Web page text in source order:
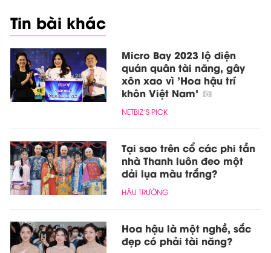
Tin bài khác
Micro Bay 2023 lộ diện
quán quân tài năng, gây
xôn xao vì 'Hoa hậu trí
khôn Việt Nam'
NETBIZ’S PICK
Tại sao trên cổ các phi tần
nhà Thanh luôn đeo một
dải lụa màu trắng?
HẬU TRƯỜNG
Hoa hậu là một nghề, sắc
đẹp có phải tài năng?